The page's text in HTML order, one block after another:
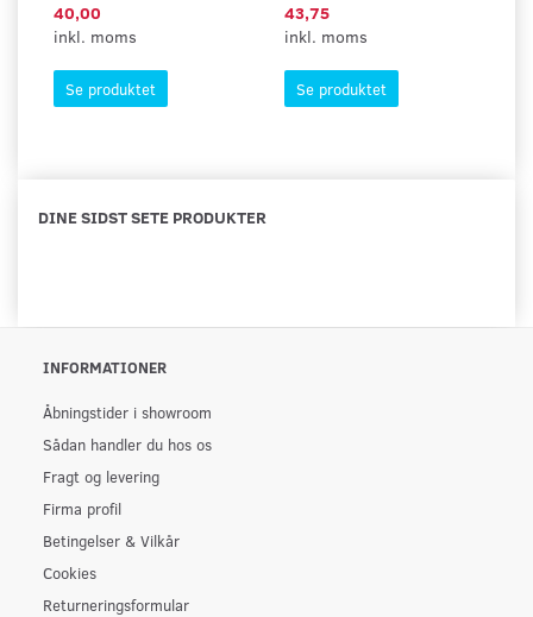
40,00
inkl. moms
Se produktet
43,75
inkl. moms
Se produktet
DINE SIDST SETE PRODUKTER
INFORMATIONER
Åbningstider i showroom
Sådan handler du hos os
Fragt og levering
Firma profil
Betingelser & Vilkår
Cookies
Returneringsformular